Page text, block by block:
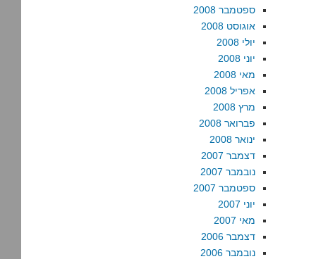
ספטמבר 2008
אוגוסט 2008
יולי 2008
יוני 2008
מאי 2008
אפריל 2008
מרץ 2008
פברואר 2008
ינואר 2008
דצמבר 2007
נובמבר 2007
ספטמבר 2007
יוני 2007
מאי 2007
דצמבר 2006
נובמבר 2006